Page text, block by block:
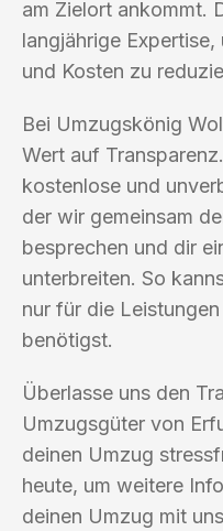
am Zielort ankommt.
langjährige
und Kosten zu
Bei Umzugskönig
Wert auf
kostenlose und
der wir gemeinsam
besprechen und dir
unterbreiten. So
nur für die
benötigst.
Überlasse uns den
Umzugsgüter von
deinen Umzug
heute, um weitere
deinen Umzug mit